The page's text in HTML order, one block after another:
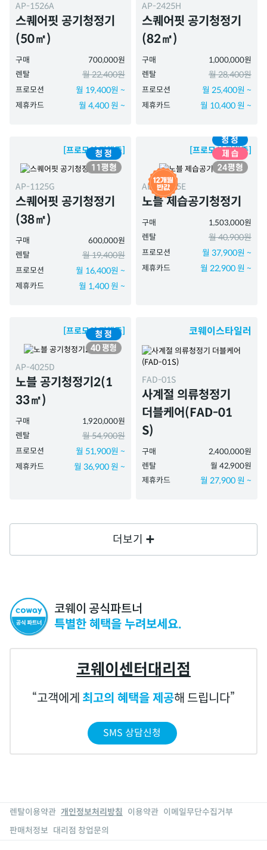
AP-1526A
스퀘어핏 공기청정기
(50㎡)
구매
700,000원
렌탈
월 22,400원
프로모션 월 19,400원 ~
제휴카드 월 4,400 원 ~
AP-2425H
스퀘어핏 공기청정기
(82㎡)
구매
1,000,000원
렌탈
월 28,400원
프로모션 월 25,400원 ~
제휴카드 월 10,400 원 ~
[프로모션 진행중]
AP-1125G
스퀘어핏 공기청정기
(38㎡)
구매
600,000원
렌탈
월 19,400원
프로모션 월 16,400원 ~
제휴카드 월 1,400 원 ~
[프로모션 진행중]
APD-1025E
노블 제습공기청정기
구매
1,503,000원
렌탈
월 40,900원
프로모션 월 37,900원 ~
제휴카드 월 22,900 원 ~
[프로모션 진행중]
AP-4025D
노블 공기청정기2(1
33㎡)
구매
1,920,000원
렌탈
월 54,900원
프로모션 월 51,900원 ~
제휴카드 월 36,900 원 ~
코웨이스타일러
FAD-01S
사계절 의류청정기
더블케어(FAD-01
S)
구매
2,400,000원
렌탈
월 42,900원
제휴카드
월 27,900 원 ~
더보기
코웨이 공식파트너
특별한 혜택을 누려보세요.
코웨이센터대리점
고객에게 최고의 혜택을 제공해 드립니다
SMS 상담신청
렌탈이용약관 개인정보처리방침 이용약관 이메일무단수집거부
판매처정보 대리점 창업문의